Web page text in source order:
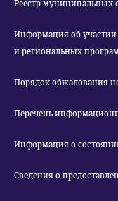
Реестр муниципальных
Информация об
и региональных
Порядок обжалования
Перечень
Информация о
Сведения о